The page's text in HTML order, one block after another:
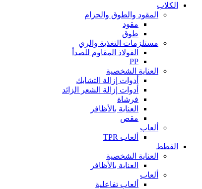
الكلاب
المقود والطوق والحزام
مقود
طوق
مستلزمات التغذية والري
الفولاذ المقاوم للصدأ
PP
العناية الشخصية
أدوات إزالة التشابك
أدوات إزالة الشعر الزائد
فرشاة
العناية بالأظافر
مقص
ألعاب
ألعاب TPR
القطط
العناية الشخصية
العناية بالأظافر
ألعاب
ألعاب تفاعلية